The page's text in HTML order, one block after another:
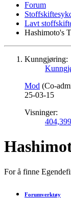
Forum
Lavt
Hashimoto's
Kunngjøring:
Mod (Co-
25-03-15
Visninger:
404,399
For å finne
Forumverktøy